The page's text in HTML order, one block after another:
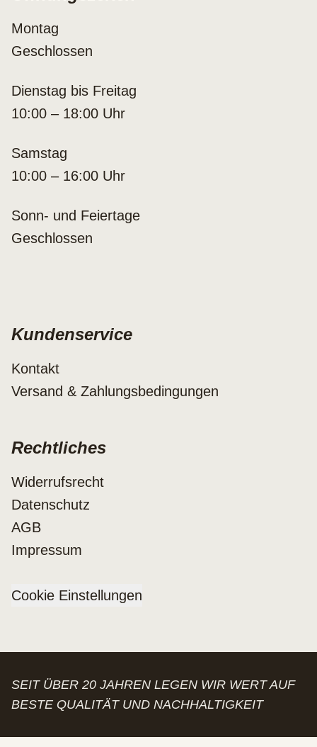
Montag
Geschlossen
Dienstag bis Freitag
10:00 – 18:00 Uhr
Samstag
10:00 – 16:00 Uhr
Sonn- und Feiertage
Geschlossen
Kundenservice
Kontakt
Versand & Zahlungsbedingungen
Rechtliches
Widerrufsrecht
Datenschutz
AGB
Impressum
Cookie Einstellungen
SEIT ÜBER 20 JAHREN LEGEN WIR WERT AUF
BESTE QUALITÄT UND NACHHALTIGKEIT